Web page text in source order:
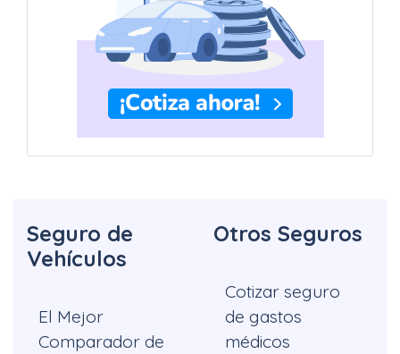
Seguro de
Vehículos
El Mejor
Comparador de
Otros Seguros
Cotizar seguro
de gastos
médicos